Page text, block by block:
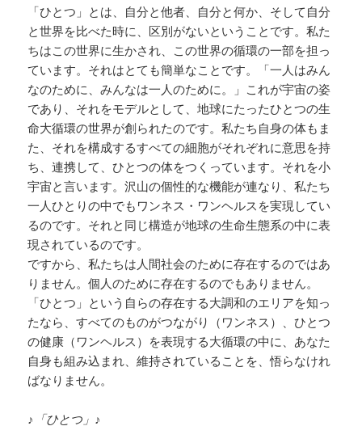
「ひとつ」とは、自分と他者、自分と何か、そして自分
と世界を比べた時に、区別がないということです。私た
ちはこの世界に生かされ、この世界の循環の一部を担っ
ています。それはとても簡単なことです。「一人はみん
なのために、みんなは一人のために。」これが宇宙の姿
であり、それをモデルとして、地球にたったひとつの生
命大循環の世界が創られたのです。私たち自身の体もま
た、それを構成するすべての細胞がそれぞれに意思を持
ち、連携して、ひとつの体をつくっています。それを小
宇宙と言います。沢山の個性的な機能が連なり、私たち
一人ひとりの中でもワンネス・ワンヘルスを実現してい
るのです。それと同じ構造が地球の生命生態系の中に表
現されているのです。
ですから、私たちは人間社会のために存在するのではあ
りません。個人のために存在するのでもありません。
「ひとつ」という自らの存在する大調和のエリアを知っ
たなら、すべてのものがつながり（ワンネス）、ひとつ
の健康（ワンヘルス）を表現する大循環の中に、あなた
自身も組み込まれ、維持されていることを、悟らなけれ
ばなりません。
♪「ひとつ」♪